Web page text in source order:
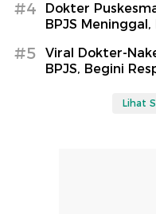
#4
Dokter
BPJS
#5
Viral Dokter-
BPJS, Begini
Lihat